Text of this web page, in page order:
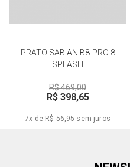
PRATO SABIAN B8-PRO 8
SPLASH
R$ 469,00
R$ 398,65
7x de R$ 56,95 sem juros